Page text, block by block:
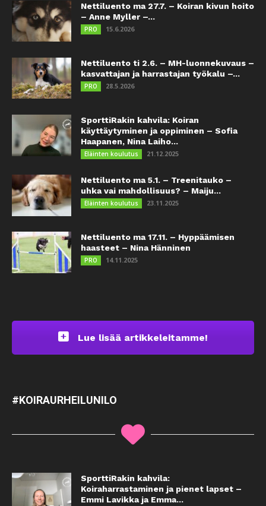
Nettiluento ma 27.7. – Koiran kivun hoito
– Anne Myller –...
PRO 15.6.2026
Nettiluento ti 2.6. – MH-luonnekuvaus –
kasvattajan ja harrastajan työkalu –...
PRO 28.5.2026
SporttiRakin kahvila: Koiran
käyttäytyminen ja oppiminen – Sofia
Haapanen, Nina Laiho...
Eläinten koulutus 21.12.2025
Nettiluento ma 5.1. – Treenitauko –
uhka vai mahdollisuus? – Maiju...
Eläinten koulutus 23.11.2025
Nettiluento ma 17.11. – Hyppäämisen
haasteet – Nina Hänninen
PRO 14.11.2025
Lue lisää artikkeleitamme!
#KOIRAURHEILUNILO
SporttiRakin kahvila:
Koiraharrastaminen ja pienet lapset –
Emmi Lavikka ja Emma...